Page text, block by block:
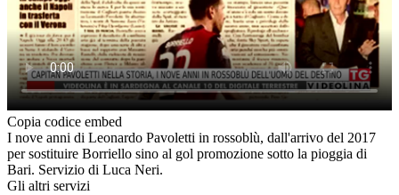
Copia codice embed
I nove anni di Leonardo Pavoletti in rossoblù, dall'arrivo del 2017
per sostituire Borriello sino al gol promozione sotto la pioggia di
Bari. Servizio di Luca Neri.
Gli altri servizi